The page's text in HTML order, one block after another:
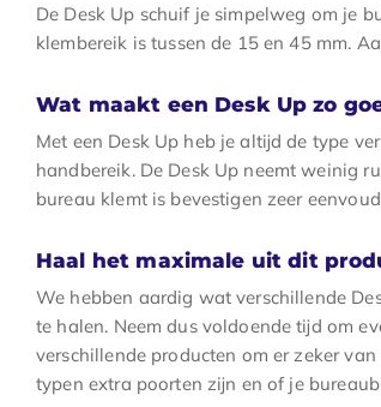
De Desk Up schuif je simpelweg om je
klembereik is tussen de 15 en 45 mm.
Wat maakt een Desk Up zo
Met een Desk Up heb je altijd de type
handbereik. De Desk Up neemt weinig
bureau klemt is bevestigen zeer
Haal het maximale uit dit
We hebben aardig wat verschillende
te halen. Neem dus voldoende tijd om
verschillende producten om er zeker
typen extra poorten zijn en of je